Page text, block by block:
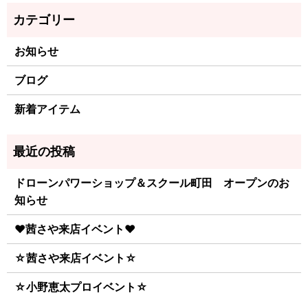
お知らせ
ブログ
新着アイテム
ドローンパワーショップ＆スクール町田 オープンのお
知らせ
♥茜さや来店イベント♥
☆茜さや来店イベント☆
☆小野恵太プロイベント☆